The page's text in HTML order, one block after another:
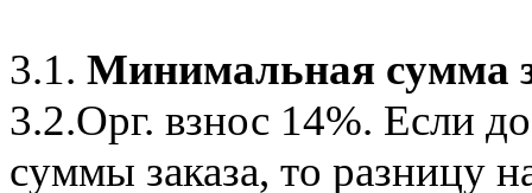
3.1. Минимальная сумма
3.2.Орг. взнос 14%. Если
суммы заказа, то разницу